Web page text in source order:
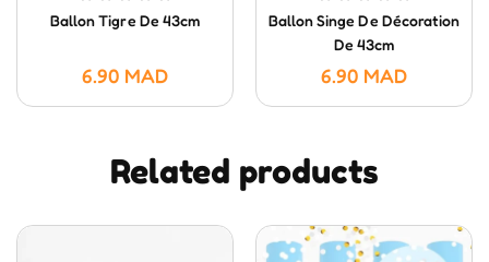
Ballon Tigre De 43cm
6.90 MAD
Ballon Singe De Décoration
De 43cm
6.90 MAD
Related products